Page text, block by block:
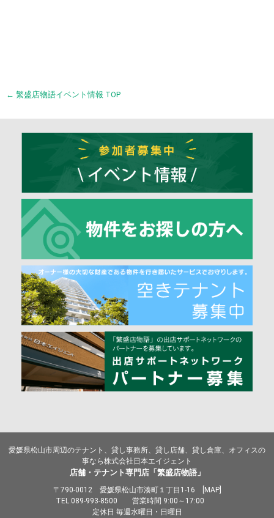
← 繁盛店物語イベント情報 TOP
愛媛県松山市周辺のテナント、貸し事務所、貸し店舗、貸し倉庫、オフィスの
事なら株式会社日本エイジェント
店舗・テナント専門店「繁盛店物語」
〒790-0012 愛媛県松山市湊町１丁目1-16 [ MAP]
TEL.089-993-8500 営業時間 9:00～17:00
定休日 毎週水曜日・日曜日